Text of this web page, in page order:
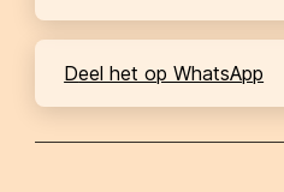
Deel het op WhatsApp